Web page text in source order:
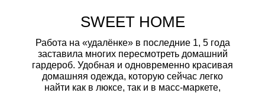
Работа на «удалёнке» в последние 1, 5 года
заставила многих пересмотреть домашний
гардероб. Удобная и одновременно красивая
домашняя одежда, которую сейчас легко
найти как в люксе, так и в масс-маркете,
SWEET HOME